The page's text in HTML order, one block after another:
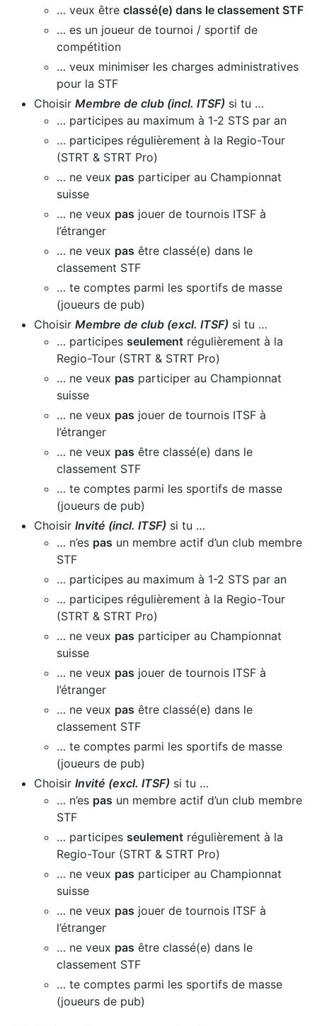
… veux être classé(e) dans le classement STF
… es un joueur de tournoi / sportif de
compétition
… veux minimiser les charges administratives
pour la STF
Choisir Membre de club (incl. ITSF) si tu …
… participes au maximum à 1-2 STS par an
… participes régulièrement à la Regio-Tour
(STRT & STRT Pro)
… ne veux pas participer au Championnat
suisse
… ne veux pas jouer de tournois ITSF à
l’étranger
… ne veux pas être classé(e) dans le
classement STF
… te comptes parmi les sportifs de masse
(joueurs de pub)
Choisir Membre de club (excl. ITSF) si tu …
… participes seulement régulièrement à la
Regio-Tour (STRT & STRT Pro)
… ne veux pas participer au Championnat
suisse
… ne veux pas jouer de tournois ITSF à
l’étranger
… ne veux pas être classé(e) dans le
classement STF
… te comptes parmi les sportifs de masse
(joueurs de pub)
Choisir Invité (incl. ITSF) si tu …
… n’es pas un membre actif d’un club membre
STF
… participes au maximum à 1-2 STS par an
… participes régulièrement à la Regio-Tour
(STRT & STRT Pro)
… ne veux pas participer au Championnat
suisse
… ne veux pas jouer de tournois ITSF à
l’étranger
… ne veux pas être classé(e) dans le
classement STF
… te comptes parmi les sportifs de masse
(joueurs de pub)
Choisir Invité (excl. ITSF) si tu …
… n’es pas un membre actif d’un club membre
STF
… participes seulement régulièrement à la
Regio-Tour (STRT & STRT Pro)
… ne veux pas participer au Championnat
suisse
… ne veux pas jouer de tournois ITSF à
l’étranger
… ne veux pas être classé(e) dans le
classement STF
… te comptes parmi les sportifs de masse
(joueurs de pub)